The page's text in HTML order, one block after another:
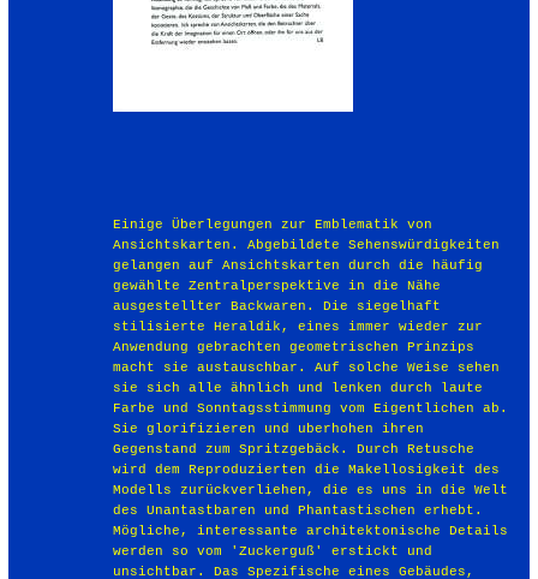
Einige Überlegungen zur Emblematik von
Ansichtskarten. Abgebildete Sehenswürdigkeiten
gelangen auf Ansichtskarten durch die häufig
gewählte Zentralperspektive in die Nähe
ausgestellter Backwaren. Die siegelhaft
stilisierte Heraldik, eines immer wieder zur
Anwendung gebrachten geometrischen Prinzips
macht sie austauschbar. Auf solche Weise sehen
sie sich alle ähnlich und lenken durch laute
Farbe und Sonntagsstimmung vom Eigentlichen ab.
Sie glorifizieren und uberhohen ihren
Gegenstand zum Spritzgebäck. Durch Retusche
wird dem Reproduzierten die Makellosigkeit des
Modells zurückverliehen, die es uns in die Welt
des Unantastbaren und Phantastischen erhebt.
Mögliche, interessante architektonische Details
werden so vom 'Zuckerguß' erstickt und
unsichtbar. Das Spezifische eines Gebäudes,